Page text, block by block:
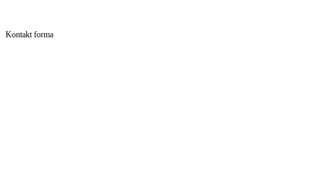
Kontakt forma